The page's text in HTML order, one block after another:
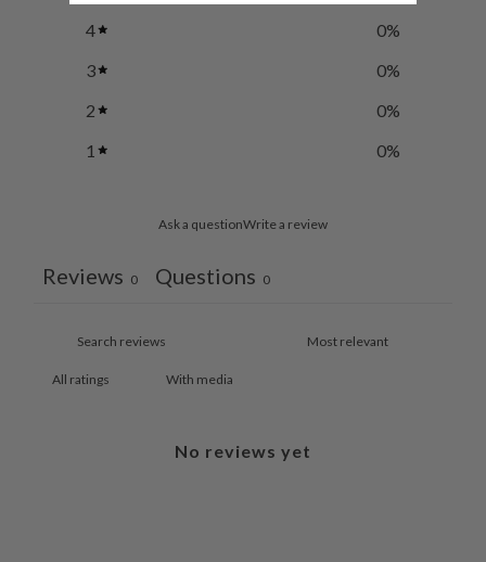
4
0%
3
0%
2
0%
1
0%
Ask a questionWrite a review
Reviews 0 Questions 0
With media
No reviews yet